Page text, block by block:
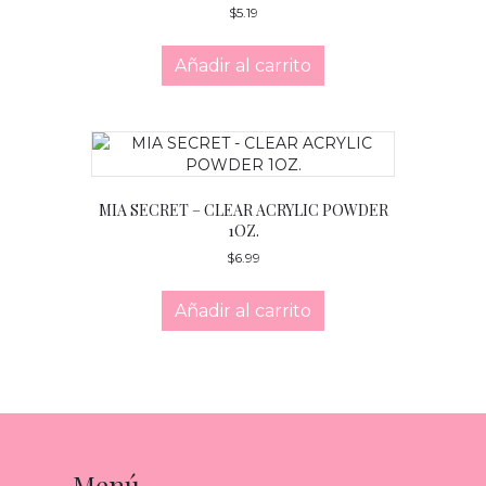
$5.19
Añadir al carrito
MIA SECRET – CLEAR ACRYLIC POWDER
1OZ.
$6.99
Añadir al carrito